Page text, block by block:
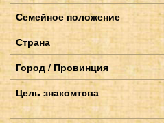
Семейное положение
Страна
Город / Провинция
Цель знакомтсва